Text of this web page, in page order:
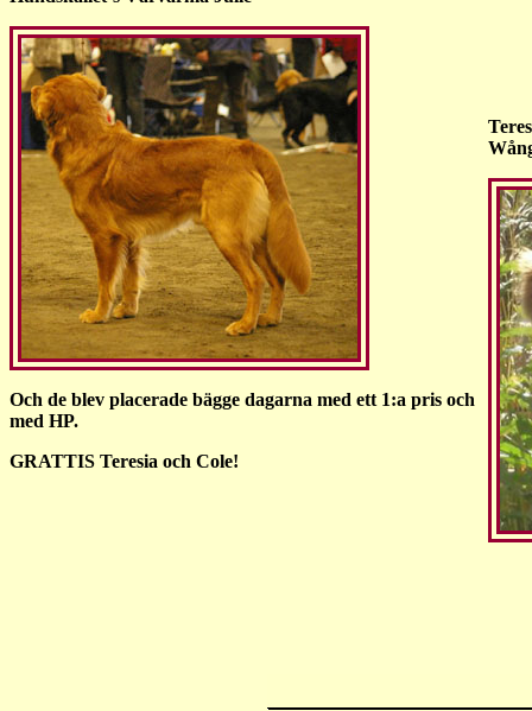
Och de blev placerade bägge dagarna med ett 1:a pris och
med HP.
GRATTIS Teresia och Cole!